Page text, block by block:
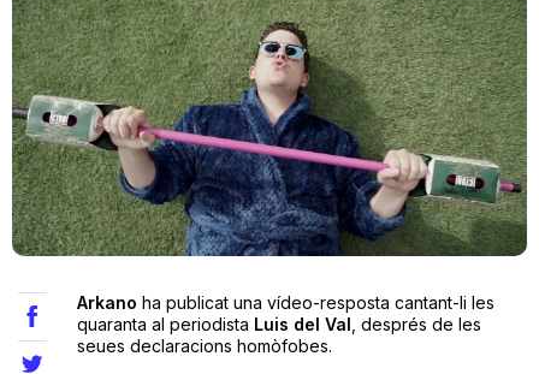
Festivals
Teatre
Internet
Opinió
Arkano ha publicat una vídeo-resposta cantant-li les
quaranta al periodista Luis del Val , després de les
seues declaracions homòfobes.